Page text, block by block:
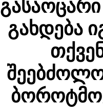
გახდება